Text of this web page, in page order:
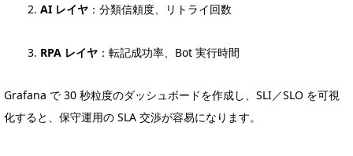
AI レイヤ ：分類信頼度、リトライ回数
RPA レイヤ ：転記成功率、Bot 実行時間
Grafana で 30 秒粒度のダッシュボードを作成し、SLI／SLO を可視
化すると、保守運用の SLA 交渉が容易になります。